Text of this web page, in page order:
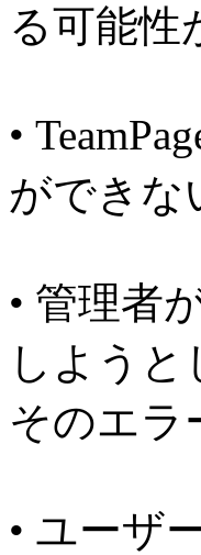
る可能性
•
ができな
• 管理者
しよう
そのエラ
• ユーザ